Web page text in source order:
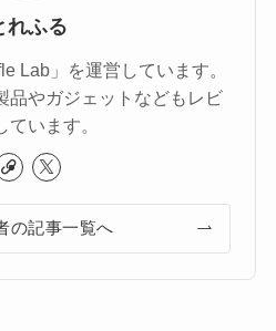
れふる
Lab」を運営しています。
品やガジェットなどもレビ
ています。
の記事一覧へ